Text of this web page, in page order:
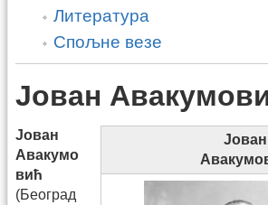
Литература
Спољне везе
Јован
Јован
Јован
Авакумо
вић
(Београд